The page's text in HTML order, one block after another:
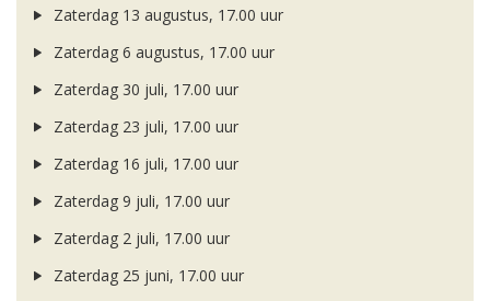
Zaterdag 13 augustus, 17.00 uur
Zaterdag 6 augustus, 17.00 uur
Zaterdag 30 juli, 17.00 uur
Zaterdag 23 juli, 17.00 uur
Zaterdag 16 juli, 17.00 uur
Zaterdag 9 juli, 17.00 uur
Zaterdag 2 juli, 17.00 uur
Zaterdag 25 juni, 17.00 uur